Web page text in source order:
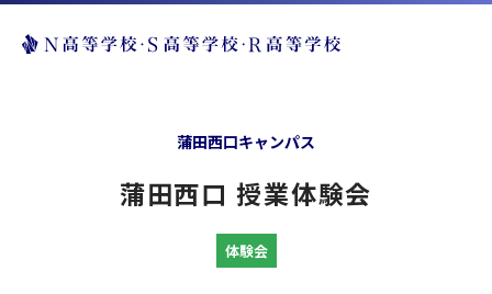
蒲田西口キャンパス
蒲田西口 授業体験会
体験会